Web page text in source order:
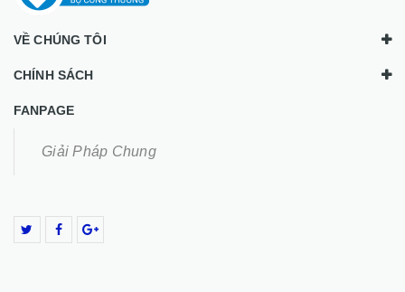
VỀ CHÚNG TÔI
CHÍNH SÁCH
FANPAGE
Giải Pháp Chung